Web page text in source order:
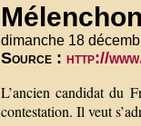
dimanche 18
Source : http://
L’ancien candidat du
contestation. Il veut